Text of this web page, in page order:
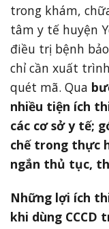
trong khám,
tâm y tế huyện
điều trị bệnh
chỉ cần xuất
quét mã. Qua
nhiều tiện ích
các cơ sở y tế;
chế trong thực
ngắn thủ tục,
Những lợi ích
khi dùng CCCD